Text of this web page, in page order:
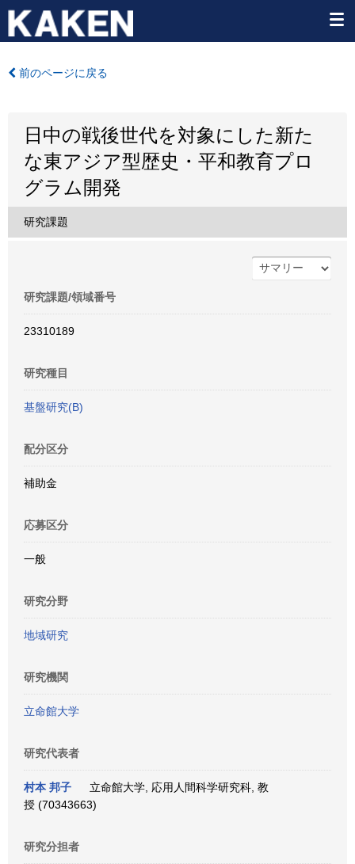
前のページに戻る
日中の戦後世代を対象にした新た
な東アジア型歴史・平和教育プロ
グラム開発
研究課題
研究課題/領域番号
23310189
研究種目
基盤研究(B)
配分区分
補助金
応募区分
一般
研究分野
地域研究
研究機関
立命館大学
研究代表者
村本 邦子
立命館大学, 応用人間科学研究科, 教
授 (70343663)
研究分担者